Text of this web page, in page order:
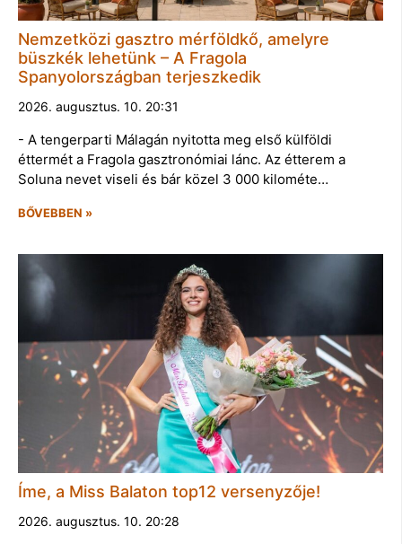
Nemzetközi gasztro mérföldkő, amelyre
büszkék lehetünk – A Fragola
Spanyolországban terjeszkedik
2026. augusztus. 10. 20:31
- A tengerparti Málagán nyitotta meg első külföldi
éttermét a Fragola gasztronómiai lánc. Az étterem a
Soluna nevet viseli és bár közel 3 000 kilométe…
BŐVEBBEN »
Íme, a Miss Balaton top12 versenyzője!
2026. augusztus. 10. 20:28